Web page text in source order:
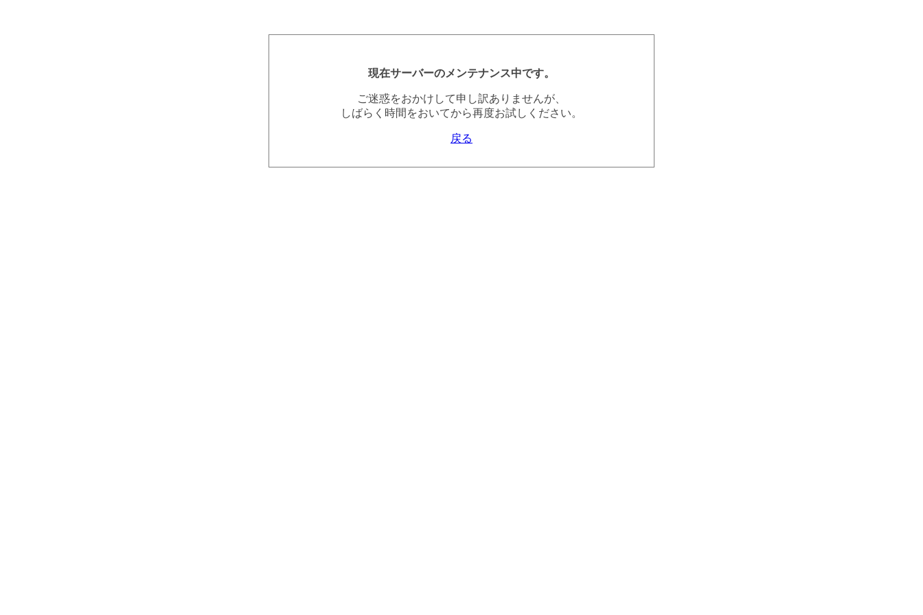
現在サーバーのメンテナンス中です。
ご迷惑をおかけして申し訳ありませんが、
しばらく時間をおいてから再度お試しください。
戻る